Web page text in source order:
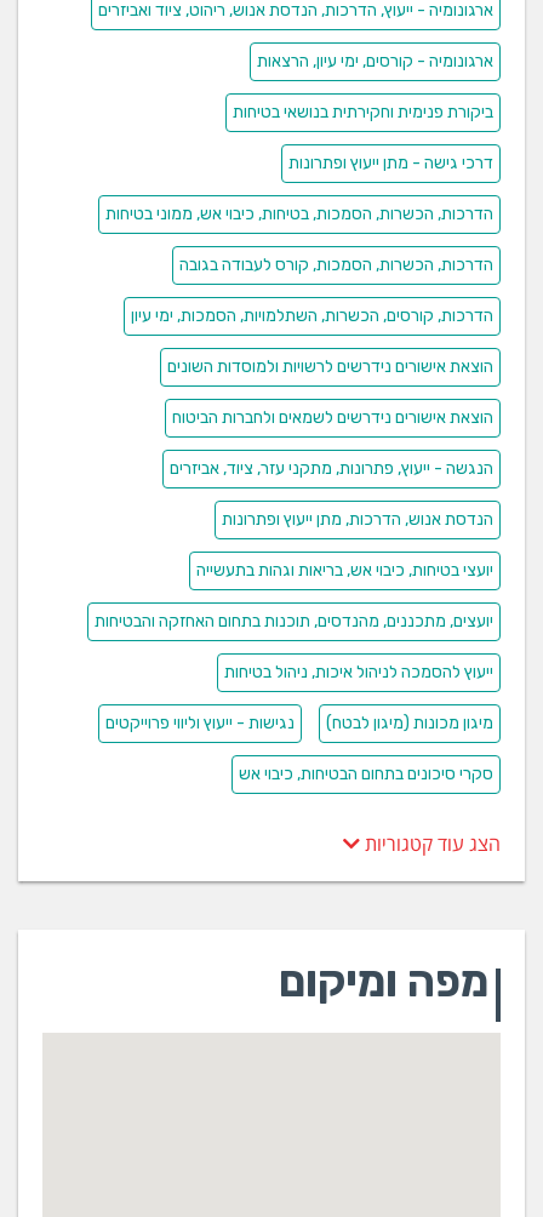
ארגונומיה - ייעוץ, הדרכות, הנדסת אנוש, ריהוט, ציוד ואביזרים
ארגונומיה - קורסים, ימי עיון, הרצאות
ביקורת פנימית וחקירתית בנושאי בטיחות
דרכי גישה - מתן ייעוץ ופתרונות
הדרכות, הכשרות, הסמכות, בטיחות, כיבוי אש, ממוני בטיחות
הדרכות, הכשרות, הסמכות, קורס לעבודה בגובה
הדרכות, קורסים, הכשרות, השתלמויות, הסמכות, ימי עיון
הוצאת אישורים נידרשים לרשויות ולמוסדות השונים
הוצאת אישורים נידרשים לשמאים ולחברות הביטוח
הנגשה - ייעוץ, פתרונות, מתקני עזר, ציוד, אביזרים
הנדסת אנוש, הדרכות, מתן ייעוץ ופתרונות
יועצי בטיחות, כיבוי אש, בריאות וגהות בתעשייה
יועצים, מתכננים, מהנדסים, תוכנות בתחום האחזקה והבטיחות
ייעוץ להסמכה לניהול איכות, ניהול בטיחות
מיגון מכונות (מיגון לבטח) נגישות - ייעוץ וליווי פרוייקטים
סקרי סיכונים בתחום הבטיחות, כיבוי אש
הצג עוד קטגוריות
מפה ומיקום